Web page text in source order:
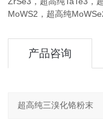
MoWS2，超高纯
产品咨询